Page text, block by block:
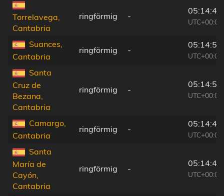
Torrelavega,
Cantabria
ringförmig -
05:14:49
UTC+00:00
Suances,
Cantabria
ringförmig -
05:14:54
UTC+00:00
Santa
Cruz de
Bezana,
Cantabria
ringförmig -
05:14:52
UTC+00:00
Camargo,
Cantabria
ringförmig -
05:14:49
UTC+00:00
Santa
María de
Cayón,
Cantabria
ringförmig -
05:14:42
UTC+00:00